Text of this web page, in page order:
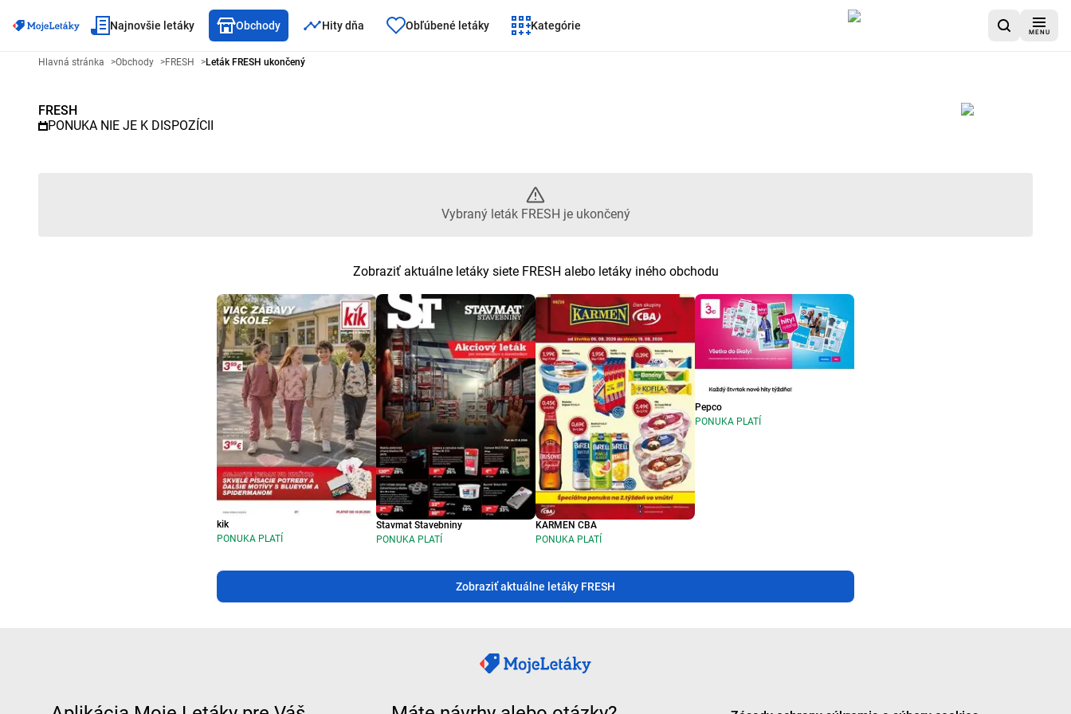
Najnovšie letáky Obchody Hity dňa Obľúbené letáky Kategórie
MENU
Reklamný leták FRESH - Vybraný leták FRESH je ukončený
Hlavná stránka >Obchody >FRESH >Leták FRESH ukončený
FRESH
PONUKA NIE JE K DISPOZÍCII
Vybraný leták FRESH je ukončený
Zobraziť aktuálne letáky siete FRESH alebo letáky iného obchodu
kik
PONUKA PLATÍ
Stavmat Stavebniny
PONUKA PLATÍ
KARMEN CBA
PONUKA PLATÍ
Pepco
PONUKA PLATÍ
Zobraziť aktuálne letáky FRESH